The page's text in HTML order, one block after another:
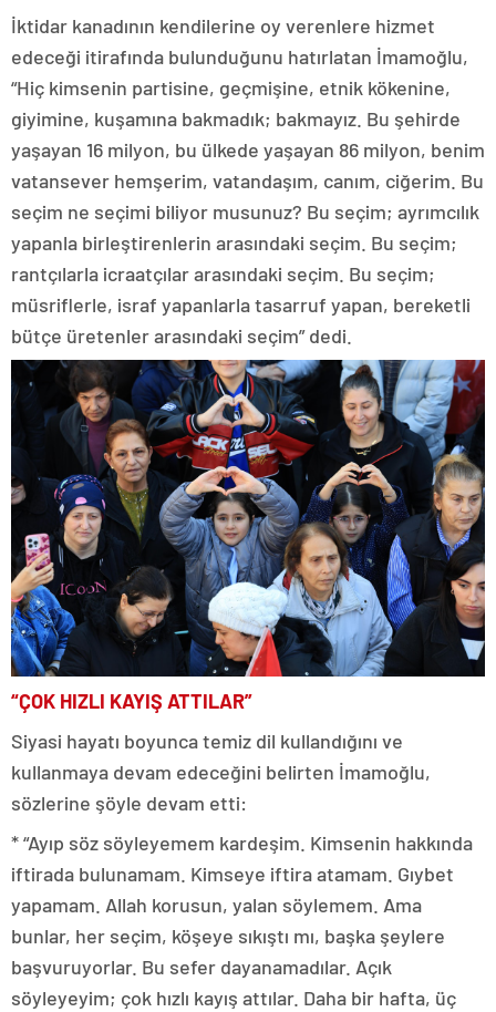
İktidar kanadının kendilerine oy verenlere hizmet
edeceği itirafında bulunduğunu hatırlatan İmamoğlu,
“Hiç kimsenin partisine, geçmişine, etnik kökenine,
giyimine, kuşamına bakmadık; bakmayız. Bu şehirde
yaşayan 16 milyon, bu ülkede yaşayan 86 milyon, benim
vatansever hemşerim, vatandaşım, canım, ciğerim. Bu
seçim ne seçimi biliyor musunuz? Bu seçim; ayrımcılık
yapanla birleştirenlerin arasındaki seçim. Bu seçim;
rantçılarla icraatçılar arasındaki seçim. Bu seçim;
müsriflerle, israf yapanlarla tasarruf yapan, bereketli
bütçe üretenler arasındaki seçim” dedi.
“ÇOK HIZLI KAYIŞ ATTILAR”
Siyasi hayatı boyunca temiz dil kullandığını ve
kullanmaya devam edeceğini belirten İmamoğlu,
sözlerine şöyle devam etti:
* “Ayıp söz söyleyemem kardeşim. Kimsenin hakkında
iftirada bulunamam. Kimseye iftira atamam. Gıybet
yapamam. Allah korusun, yalan söylemem. Ama
bunlar, her seçim, köşeye sıkıştı mı, başka şeylere
başvuruyorlar. Bu sefer dayanamadılar. Açık
söyleyeyim; çok hızlı kayış attılar. Daha bir hafta, üç